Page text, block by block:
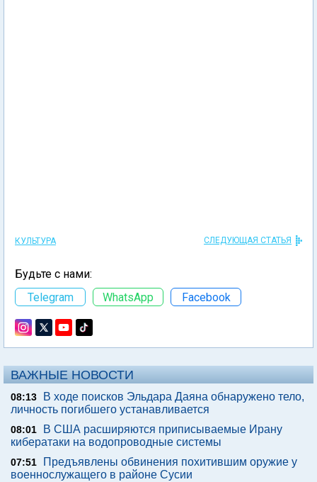
КУЛЬТУРА СЛЕДУЮЩАЯ СТАТЬЯ
Будьте с нами:
Telegram
WhatsApp Facebook
ВАЖНЫЕ НОВОСТИ
08:13
В ходе поисков Эльдара Даяна обнаружено тело,
личность погибшего устанавливается
08:01
В США расширяются приписываемые Ирану
кибератаки на водопроводные системы
07:51
Предъявлены обвинения похитившим оружие у
военнослужащего в районе Сусии